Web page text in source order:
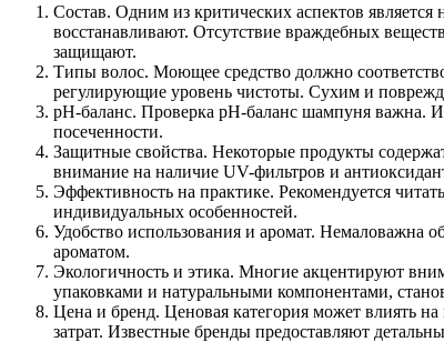
Состав. Одним из критических аспектов
восстанавливают. Отсутствие враждебных
защищают.
Типы волос. Моющее средство должно
регулирующие уровень чистоты. Сухим и
pH-баланс. Проверка pH-баланс шампуня важна.
посеченности.
Защитные свойства. Некоторые продукты
внимание на наличие UV-фильтров и
Эффективность на практике. Рекомендуется
индивидуальных особенностей.
Удобство использования и аромат. Немаловажна
ароматом.
Экологичность и этика. Многие акцентируют
упаковками и натуральными компонентами,
Цена и бренд. Ценовая категория может влиять
затрат. Известные бренды предоставляют